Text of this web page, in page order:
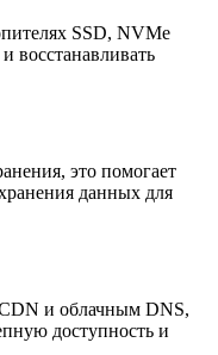
SSD, NVMe
восстанавливать
это помогает
данных для
и облачным DNS,
доступность и